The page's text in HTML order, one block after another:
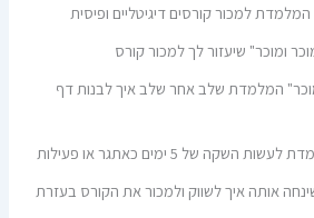
למכור קורסים דיגיטליים ופיסית
ומוכר" שיעזור לך למכור קורס
המלמדת שלב אחר שלב איך לבנות דף
אותה איך לשווק ולמכור את הקורס בעזרת